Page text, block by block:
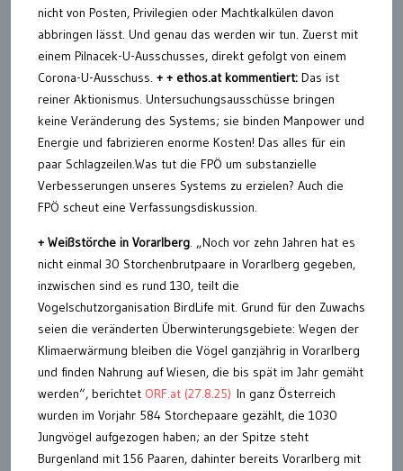
nicht von Posten, Privilegien oder Machtkalkülen davon
abbringen lässt. Und genau das werden wir tun. Zuerst mit
einem Pilnacek-U-Ausschusses, direkt gefolgt von einem
Corona-U-Ausschuss. + + ethos.at kommentiert: Das ist
reiner Aktionismus. Untersuchungsausschüsse bringen
keine Veränderung des Systems; sie binden Manpower und
Energie und fabrizieren enorme Kosten! Das alles für ein
paar Schlagzeilen.Was tut die FPÖ um substanzielle
Verbesserungen unseres Systems zu erzielen? Auch die
FPÖ scheut eine Verfassungsdiskussion.
+ Weißstörche in Vorarlberg. „Noch vor zehn Jahren hat es
nicht einmal 30 Storchenbrutpaare in Vorarlberg gegeben,
inzwischen sind es rund 130, teilt die
Vogelschutzorganisation BirdLife mit. Grund für den Zuwachs
seien die veränderten Überwinterungsgebiete: Wegen der
Klimaerwärmung bleiben die Vögel ganzjährig in Vorarlberg
und finden Nahrung auf Wiesen, die bis spät im Jahr gemäht
werden“, berichtet ORF.at (27.8.25) In ganz Österreich
wurden im Vorjahr 584 Storchepaare gezählt, die 1030
Jungvögel aufgezogen haben; an der Spitze steht
Burgenland mit 156 Paaren, dahinter bereits Vorarlberg mit